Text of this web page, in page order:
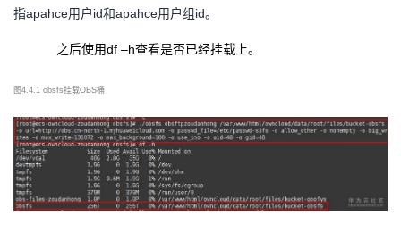
指apahce用户id和apahce用户组id。
之后使用df –h查看是否已经挂载上。
图 4.4.1 obsfs挂载OBS桶